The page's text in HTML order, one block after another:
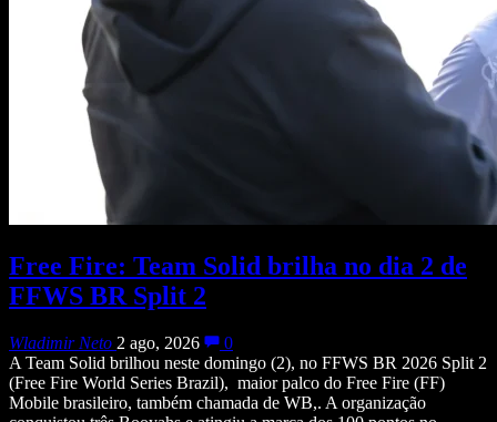
Free Fire: Team Solid brilha no dia 2 de
FFWS BR Split 2
Wladimir Neto 2 ago, 2026
0
A Team Solid brilhou neste domingo (2), no FFWS BR 2026 Split 2
(Free Fire World Series Brazil), maior palco do Free Fire (FF)
Mobile brasileiro, também chamada de WB,. A organização